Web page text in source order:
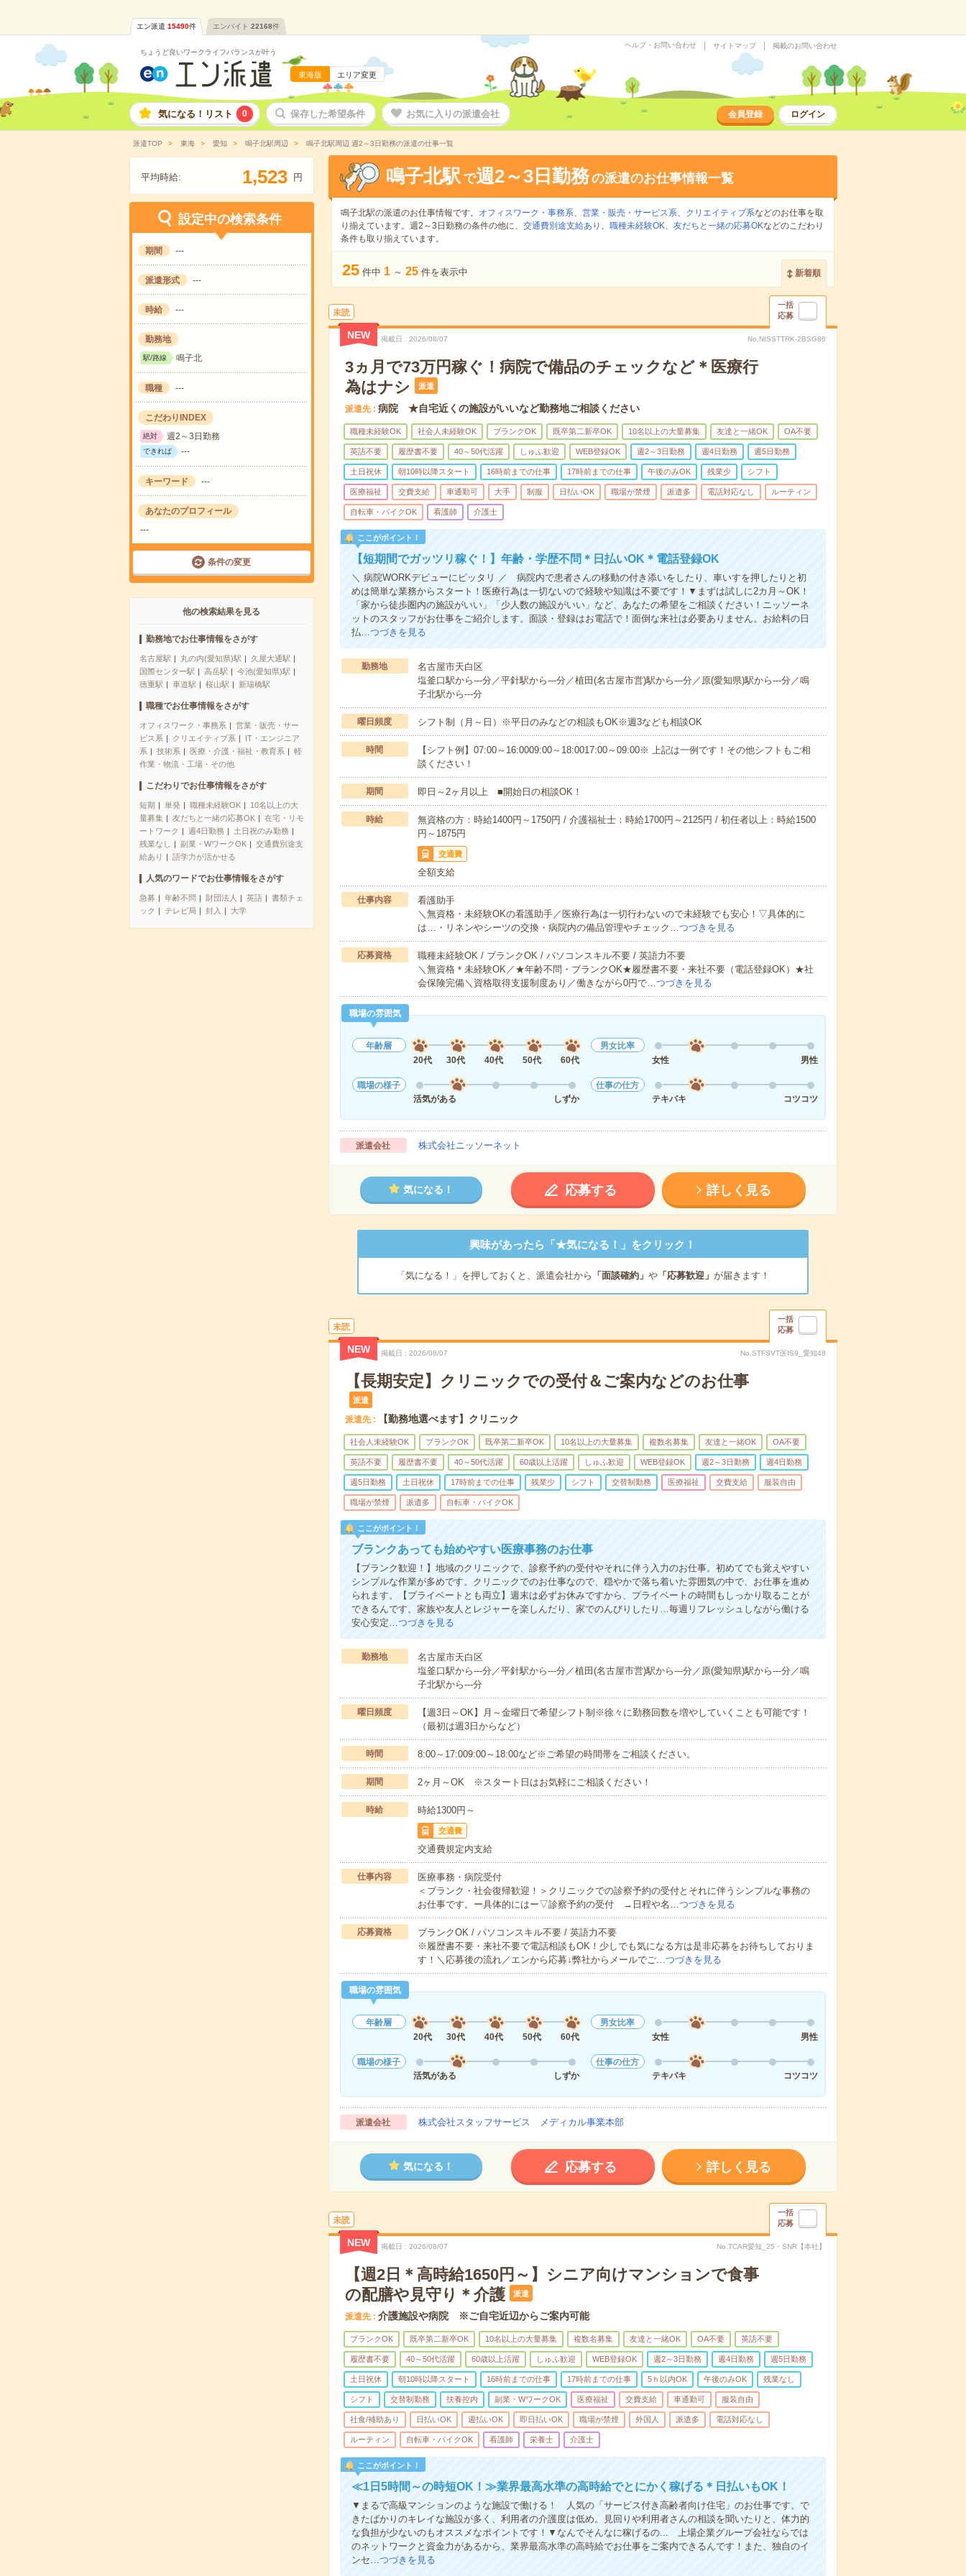
エン派遣 15490件 エンバイト 22168件
ちょうど良いワークライフバランスが叶う
東海版 エリア変更
ヘルプ・お問い合わせ サイトマップ 掲載のお問い合わせ
気になる！リスト 0 保存した希望条件 お気に入りの派遣会社 会員登録 ログイン
派遣TOP 東海 愛知 鳴子北駅周辺 鳴子北駅周辺 週2～3日勤務の派遣の仕事一覧
平均時給: 1,523 円
設定中の検索条件
期間 ---
派遣形式 ---
時給 ---
勤務地
駅/路線 鳴子北
職種 ---
こだわりINDEX
絶対 週2～3日勤務
できれば ---
キーワード ---
あなたのプロフィール
---
条件の変更
他の検索結果を見る
勤務地でお仕事情報をさがす
名古屋駅 丸の内(愛知県)駅
久屋大通駅
国際センター駅
高岳駅
今池(愛知県)駅
徳重駅
車道駅 桜山駅 新瑞橋駅
職種でお仕事情報をさがす
オフィスワーク・事務系
営業・販売・サー
ビス系
クリエイティブ系
IT・エンジニア
系
技術系 医療・介護・福祉・教育系
軽
作業・物流・工場・その他
こだわりでお仕事情報をさがす
短期 単発 職種未経験OK
10名以上の大
量募集
友だちと一緒の応募OK
在宅・リモ
ートワーク
週4日勤務
土日祝のみ勤務
残業なし
副業・WワークOK
交通費別途支
給あり
語学力が活かせる
人気のワードでお仕事情報をさがす
急募 年齢不問 財団法人 英語
書類チェ
ック
テレビ局 封入 大学
鳴子北駅 で週2～3日勤務の派遣のお仕事情報一覧
鳴子北駅の派遣のお仕事情報です。 オフィスワーク・事務系、 営業・販売・サービス系、 クリエイティブ系などのお仕事を取
り揃えています。週2～3日勤務の条件の他に、 交通費別途支給あり 、 職種未経験OK、 友だちと一緒の応募OKなどのこだわり
条件も取り揃えています。
25 件中 1 ～ 25 件を表示中 新着順
未読
一括
応募
NEW 掲載日 2026/08/07 No.NISSTTRK-2BSG86
3ヵ月で73万円稼ぐ！病院で備品のチェックなど＊医療行
為はナシ
派遣
派遣先 病院 ★自宅近くの施設がいいなど勤務地ご相談ください
職種未経験OK 社会人未経験OK ブランクOK 既卒第二新卒OK 10名以上の大量募集 友達と一緒OK OA不要
英語不要 履歴書不要 40～50代活躍 しゅふ歓迎 WEB登録OK 週2～3日勤務 週4日勤務 週5日勤務
土日祝休 朝10時以降スタート 16時前までの仕事 17時前までの仕事 午後のみOK 残業少 シフト
医療福祉 交費支給 車通勤可 大手 制服 日払いOK 職場が禁煙 派遣多 電話対応なし ルーティン
自転車・バイクOK 看護師 介護士
ここがポイント！
【短期間でガッツリ稼ぐ！】年齢・学歴不問＊日払いOK＊電話登録OK
＼ 病院WORKデビューにピッタリ ／ 病院内で患者さんの移動の付き添いをしたり、車いすを押したりと初
めは簡単な業務からスタート！医療行為は一切ないので経験や知識は不要です！▼まずは試しに2カ月～OK！
「家から徒歩圏内の施設がいい」「少人数の施設がいい」など、あなたの希望をご相談ください！ニッソーネ
ットのスタッフがお仕事をご紹介します。面談・登録はお電話で！面倒な来社は必要ありません。お給料の日
払…つづきを見る
勤務地
名古屋市天白区
塩釜口駅から---分／平針駅から---分／植田(名古屋市営)駅から---分／原(愛知県)駅から---分／鳴
子北駅から---分
曜日頻度 シフト制（月～日）※平日のみなどの相談もOK※週3なども相談OK
時間
【シフト例】07:00～16:0009:00～18:0017:00～09:00※ 上記は一例です！その他シフトもご相
談ください！
期間 即日～2ヶ月以上 ■開始日の相談OK！
時給
無資格の方：時給1400円～1750円 / 介護福祉士：時給1700円～2125円 / 初任者以上：時給1500
円～1875円
交通費
全額支給
仕事内容
看護助手
＼無資格・未経験OKの看護助手／医療行為は一切行わないので未経験でも安心！▽具体的に
は…・リネンやシーツの交換・病院内の備品管理やチェック…つづきを見る
応募資格
職種未経験OK / ブランクOK / パソコンスキル不要 / 英語力不要
＼無資格＊未経験OK／★年齢不問・ブランクOK★履歴書不要・来社不要（電話登録OK）★社
会保険完備＼資格取得支援制度あり／働きながら0円で…つづきを見る
職場の雰囲気
年齢層
20代
30代 40代 50代 60代
男女比率
女性
男性
職場の様子
活気がある
しずか
仕事の仕方
テキパキ
コツコツ
派遣会社 株式会社ニッソーネット
気になる！ 応募する 詳しく見る
興味があったら「★気になる！」をクリック！
「気になる！」を押しておくと、派遣会社から 「面談確約」 や「応募歓迎」 が届きます！
未読
一括
応募
NEW 掲載日 2026/08/07 No.STFSVT医IS9_愛知48
【長期安定】クリニックでの受付＆ご案内などのお仕事
派遣
派遣先 【勤務地選べます】クリニック
社会人未経験OK ブランクOK 既卒第二新卒OK 10名以上の大量募集 複数名募集 友達と一緒OK OA不要
英語不要 履歴書不要 40～50代活躍 60歳以上活躍 しゅふ歓迎 WEB登録OK 週2～3日勤務 週4日勤務
週5日勤務 土日祝休 17時前までの仕事 残業少 シフト 交替制勤務 医療福祉 交費支給 服装自由
職場が禁煙 派遣多 自転車・バイクOK
ここがポイント！
ブランクあっても始めやすい医療事務のお仕事
【ブランク歓迎！】地域のクリニックで、診察予約の受付やそれに伴う入力のお仕事。初めてでも覚えやすい
シンプルな作業が多めです。クリニックでのお仕事なので、穏やかで落ち着いた雰囲気の中で、お仕事を進め
られます。【プライベートとも両立】週末は必ずお休みですから、プライベートの時間もしっかり取ることが
できるんです。家族や友人とレジャーを楽しんだり、家でのんびりしたり…毎週リフレッシュしながら働ける
安心安定…つづきを見る
勤務地
名古屋市天白区
塩釜口駅から---分／平針駅から---分／植田(名古屋市営)駅から---分／原(愛知県)駅から---分／鳴
子北駅から---分
曜日頻度
【週3日～OK】月～金曜日で希望シフト制※徐々に勤務回数を増やしていくことも可能です！
（最初は週3日からなど）
時間 8:00～17:009:00～18:00など※ご希望の時間帯をご相談ください。
期間 2ヶ月～OK ※スタート日はお気軽にご相談ください！
時給 時給1300円～
交通費
交通費規定内支給
仕事内容
医療事務・病院受付
＜ブランク・社会復帰歓迎！＞クリニックでの診察予約の受付とそれに伴うシンプルな事務の
お仕事です。ー具体的にはー▽診察予約の受付 →日程や名…つづきを見る
応募資格
ブランクOK / パソコンスキル不要 / 英語力不要
※履歴書不要・来社不要で電話相談もOK！少しでも気になる方は是非応募をお待ちしておりま
す！＼応募後の流れ／エンから応募↓弊社からメールでご…つづきを見る
職場の雰囲気
年齢層
20代
30代 40代 50代 60代
男女比率
女性
男性
職場の様子
活気がある
しずか
仕事の仕方
テキパキ
コツコツ
派遣会社 株式会社スタッフサービス メディカル事業本部
気になる！ 応募する 詳しく見る
未読
一括
応募
NEW 掲載日 2026/08/07 No.TCAR愛知_25・SNR【本社】
【週2日＊高時給1650円～】シニア向けマンションで食事
の配膳や見守り＊介護
派遣
派遣先 介護施設や病院 ※ご自宅近辺からご案内可能
ブランクOK 既卒第二新卒OK 10名以上の大量募集 複数名募集 友達と一緒OK OA不要 英語不要
履歴書不要 40～50代活躍 60歳以上活躍 しゅふ歓迎 WEB登録OK 週2～3日勤務 週4日勤務 週5日勤務
土日祝休 朝10時以降スタート 16時前までの仕事 17時前までの仕事 5ｈ以内OK 午後のみOK 残業なし
シフト 交替制勤務 扶養控内 副業・WワークOK 医療福祉 交費支給 車通勤可 服装自由
社食/補助あり 日払いOK 週払いOK 即日払いOK 職場が禁煙 外国人 派遣多 電話対応なし
ルーティン 自転車・バイクOK 看護師 栄養士 介護士
ここがポイント！
≪1日5時間～の時短OK！≫業界最高水準の高時給でとにかく稼げる＊日払いもOK！
▼まるで高級マンションのような施設で働ける！ 人気の「サービス付き高齢者向け住宅」のお仕事です。で
きたばかりのキレイな施設が多く、利用者の介護度は低め。見回りや利用者さんの相談を聞いたりと、体力的
な負担が少ないのもオススメなポイントです！▼なんでそんなに稼げるの... 上場企業グループ会社ならでは
のネットワークと資金力があるから、業界最高水準の高時給でお仕事をご案内できるんです！また、独自のイ
ンセ…つづきを見る